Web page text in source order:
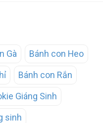
Gà Bánh con Heo
Bánh con Rắn
Giáng Sinh
sinh